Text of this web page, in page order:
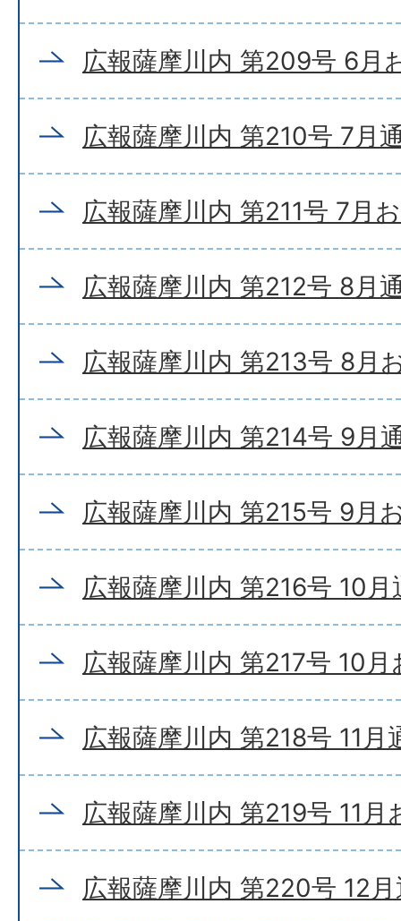
広報薩摩川内 第209号 6月
広報薩摩川内 第210号 7月
広報薩摩川内 第211号 7月
広報薩摩川内 第212号 8月
広報薩摩川内 第213号 8月
広報薩摩川内 第214号 9月
広報薩摩川内 第215号 9月
広報薩摩川内 第216号 10月
広報薩摩川内 第217号 10
広報薩摩川内 第218号 11月
広報薩摩川内 第219号 11月
広報薩摩川内 第220号 12